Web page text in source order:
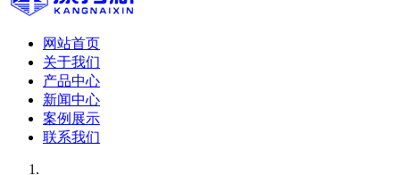
网站首页
关于我们
产品中心
新闻中心
案例展示
联系我们